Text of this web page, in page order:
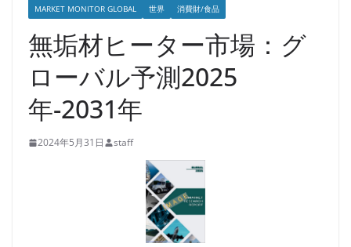
MARKET MONITOR GLOBAL 世界 消費財/食品
無垢材ヒーター市場：グ
ローバル予測2025
年-2031年
2024年5月31日 staff